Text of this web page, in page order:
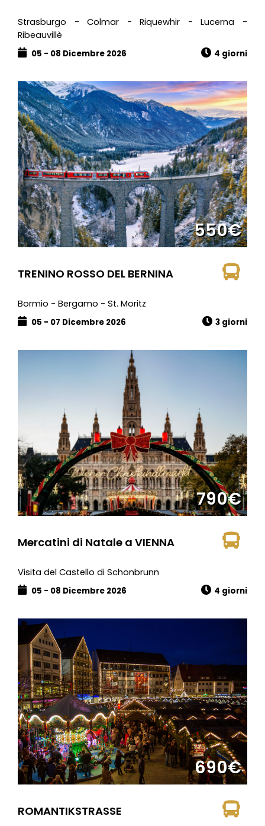
Strasburgo - Colmar - Riquewhir - Lucerna -
Ribeauvillè
05 - 08 Dicembre 2026 4 giorni
550€
TRENINO ROSSO DEL BERNINA
Bormio - Bergamo - St. Moritz
05 - 07 Dicembre 2026 3 giorni
790€
Mercatini di Natale a VIENNA
Visita del Castello di Schonbrunn
05 - 08 Dicembre 2026 4 giorni
690€
ROMANTIKSTRASSE